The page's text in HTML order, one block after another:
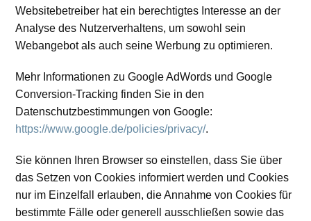
Websitebetreiber hat ein berechtigtes Interesse an der
Analyse des Nutzerverhaltens, um sowohl sein
Webangebot als auch seine Werbung zu optimieren.
Mehr Informationen zu Google AdWords und Google
Conversion-Tracking finden Sie in den
Datenschutzbestimmungen von Google:
https://www.google.de/policies/privacy/.
Sie können Ihren Browser so einstellen, dass Sie über
das Setzen von Cookies informiert werden und Cookies
nur im Einzelfall erlauben, die Annahme von Cookies für
bestimmte Fälle oder generell ausschließen sowie das